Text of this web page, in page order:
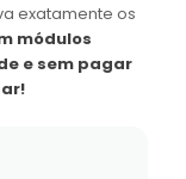
exatamente os
módulos
e sem pagar